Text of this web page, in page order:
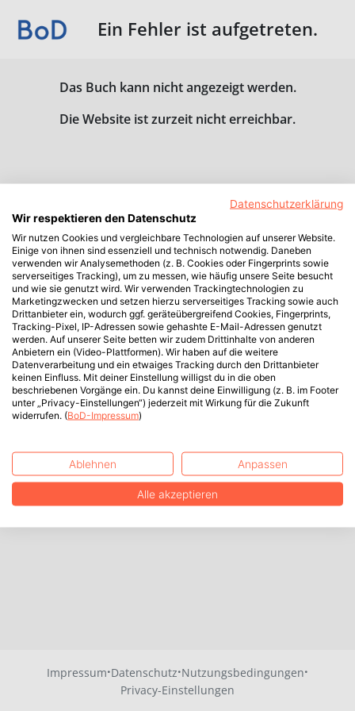
Ein Fehler ist aufgetreten.
Das Buch kann nicht angezeigt werden.
Die Website ist zurzeit nicht erreichbar.
Impressum·Datenschutz·Nutzungsbedingungen·
Privacy-Einstellungen
Datenschutzerklärung
Wir respektieren den Datenschutz
Wir nutzen Cookies und vergleichbare Technologien auf unserer Website.
Einige von ihnen sind essenziell und technisch notwendig. Daneben
verwenden wir Analysemethoden (z. B. Cookies oder Fingerprints sowie
serverseitiges Tracking), um zu messen, wie häufig unsere Seite besucht
und wie sie genutzt wird. Wir verwenden Trackingtechnologien zu
Marketingzwecken und setzen hierzu serverseitiges Tracking sowie auch
Drittanbieter ein, wodurch ggf. geräteübergreifend Cookies, Fingerprints,
Tracking-Pixel, IP-Adressen sowie gehashte E-Mail-Adressen genutzt
werden. Auf unserer Seite betten wir zudem Drittinhalte von anderen
Anbietern ein (Video-Plattformen). Wir haben auf die weitere
Datenverarbeitung und ein etwaiges Tracking durch den Drittanbieter
keinen Einfluss. Mit deiner Einstellung willigst du in die oben
beschriebenen Vorgänge ein. Du kannst deine Einwilligung (z. B. im Footer
unter „Privacy-Einstellungen“) jederzeit mit Wirkung für die Zukunft
widerrufen. (BoD-Impressum)
Ablehnen Anpassen
Alle akzeptieren